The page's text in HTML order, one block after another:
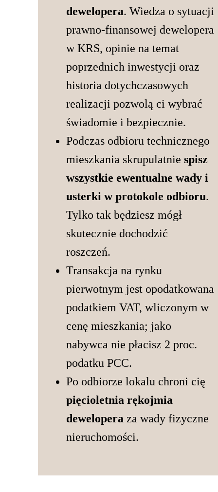
dewelopera. Wiedza o sytuacji
prawno-finansowej dewelopera
w KRS, opinie na temat
poprzednich inwestycji oraz
historia dotychczasowych
realizacji pozwolą ci wybrać
świadomie i bezpiecznie.
Podczas odbioru technicznego
mieszkania skrupulatnie spisz
wszystkie ewentualne wady i
usterki w protokole odbioru.
Tylko tak będziesz mógł
skutecznie dochodzić
roszczeń.
Transakcja na rynku
pierwotnym jest opodatkowana
podatkiem VAT, wliczonym w
cenę mieszkania; jako
nabywca nie płacisz 2 proc.
podatku PCC.
Po odbiorze lokalu chroni cię
pięcioletnia rękojmia
dewelopera za wady fizyczne
nieruchomości.